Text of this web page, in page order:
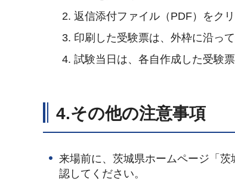
返信添付ファイル（PDF）をク
印刷した受験票は、外枠に沿っ
試験当日は、各自作成した受験
4.その他の注意事項
来場前に、茨城県ホームページ「
認してください。